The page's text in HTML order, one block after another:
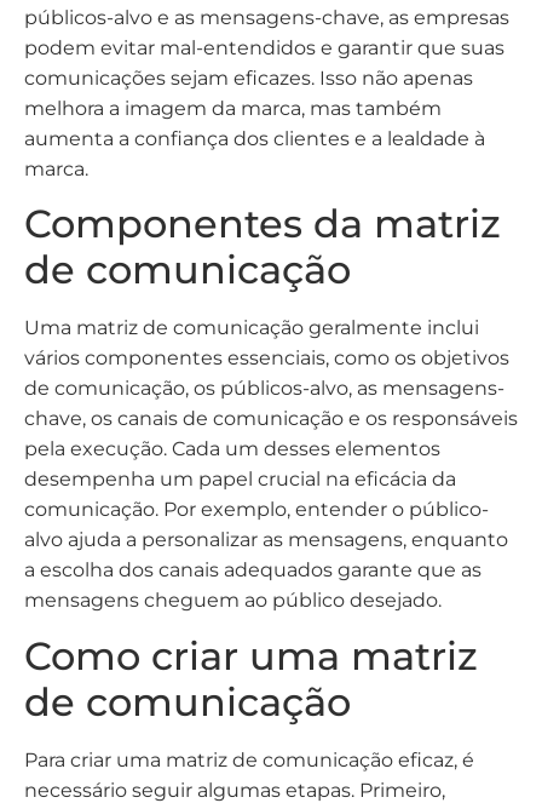
públicos-alvo e as mensagens-chave, as empresas
podem evitar mal-entendidos e garantir que suas
comunicações sejam eficazes. Isso não apenas
melhora a imagem da marca, mas também
aumenta a confiança dos clientes e a lealdade à
marca.
Componentes da matriz
de comunicação
Uma matriz de comunicação geralmente inclui
vários componentes essenciais, como os objetivos
de comunicação, os públicos-alvo, as mensagens-
chave, os canais de comunicação e os responsáveis
pela execução. Cada um desses elementos
desempenha um papel crucial na eficácia da
comunicação. Por exemplo, entender o público-
alvo ajuda a personalizar as mensagens, enquanto
a escolha dos canais adequados garante que as
mensagens cheguem ao público desejado.
Como criar uma matriz
de comunicação
Para criar uma matriz de comunicação eficaz, é
necessário seguir algumas etapas. Primeiro,